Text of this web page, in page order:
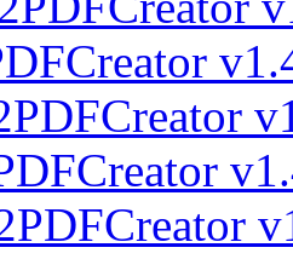
PDFCreator
PDFCreator